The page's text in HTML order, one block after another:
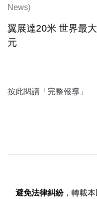
News)
翼展達20米 世界最
元
按此閱讀「完整報導」
避免法律糾紛，轉載本